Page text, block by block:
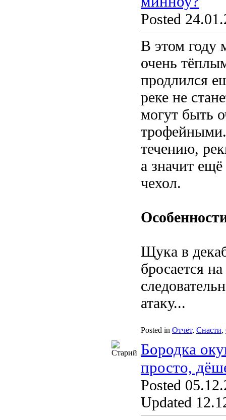
Posted
В этом году
очень
продлился
реке не
могут быть
трофейными.
течению,
а значит
чехол.
Щука в
бросается
атаку...
Posted in Отчет, Снасти,
Бородка
просто,
Posted
Updated